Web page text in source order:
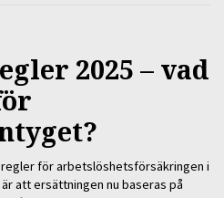
2025 – vad
för arbetslöshetsförsäkringen i
att ersättningen nu baseras på